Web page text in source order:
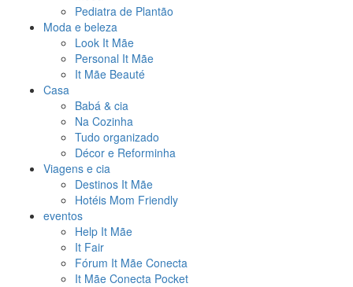
Pediatra de Plantão
Moda e beleza
Look It Mãe
Personal It Mãe
It Mãe Beauté
Casa
Babá & cia
Na Cozinha
Tudo organizado
Décor e Reforminha
Viagens e cia
Destinos It Mãe
Hotéis Mom Friendly
eventos
Help It Mãe
It Fair
Fórum It Mãe Conecta
It Mãe Conecta Pocket